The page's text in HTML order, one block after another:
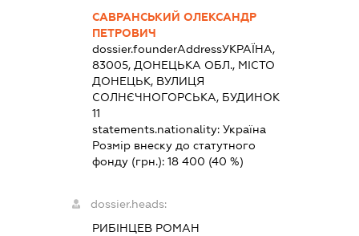
САВРАНСЬКИЙ ОЛЕКСАНДР
ПЕТРОВИЧ
dossier.founderAddressУКРАЇНА,
83005, ДОНЕЦЬКА ОБЛ., МІСТО
ДОНЕЦЬК, ВУЛИЦЯ
СОЛНЄЧНОГОРСЬКА, БУДИНОК
11
statements.nationality:Україна
Розмір внеску до статутного
фонду (грн.):18 400 (40 %)
dossier.heads:
РИБІНЦЕВ РОМАН